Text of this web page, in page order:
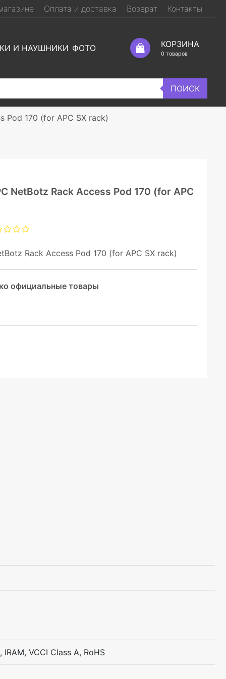
Оплата и доставка Возврат Контакты
И НАУШНИКИ ФОТО КОРЗИНА
0 товаров
ПОИСК
Pod 170 (for APC SX rack)
NetBotz Rack Access Pod 170 (for APC
Rack Access Pod 170 (for APC SX rack)
официальные товары
VCCI Class A, RoHS